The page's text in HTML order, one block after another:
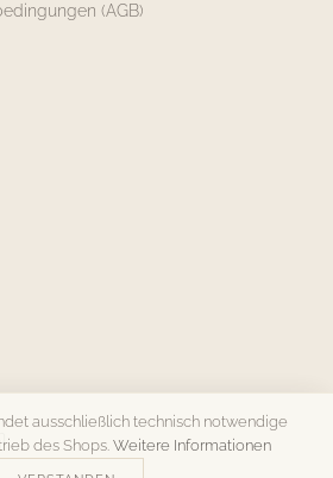
(AGB)
ausschließlich technisch notwendige
des Shops. Weitere Informationen